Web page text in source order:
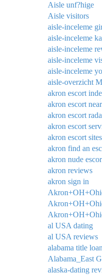
Aisle unf?hige
Aisle visitors
aisle-inceleme
aisle-inceleme
aisle-inceleme
aisle-inceleme
aisle-inceleme
aisle-overzicht
akron escort
akron escort
akron escort
akron escort
akron escort sites
akron find an
akron nude
akron reviews
akron sign in
al USA dating
al USA reviews
alabama title
Alabama_East
alaska-dating